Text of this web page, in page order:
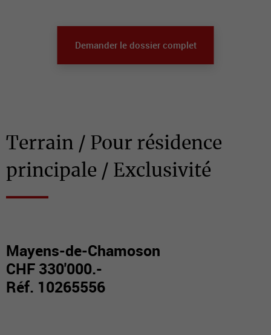
Terrain / Pour résidence
principale / Exclusivité
Mayens-de-Chamoson
CHF 330'000.-
Réf. 10265556
Demander le dossier complet